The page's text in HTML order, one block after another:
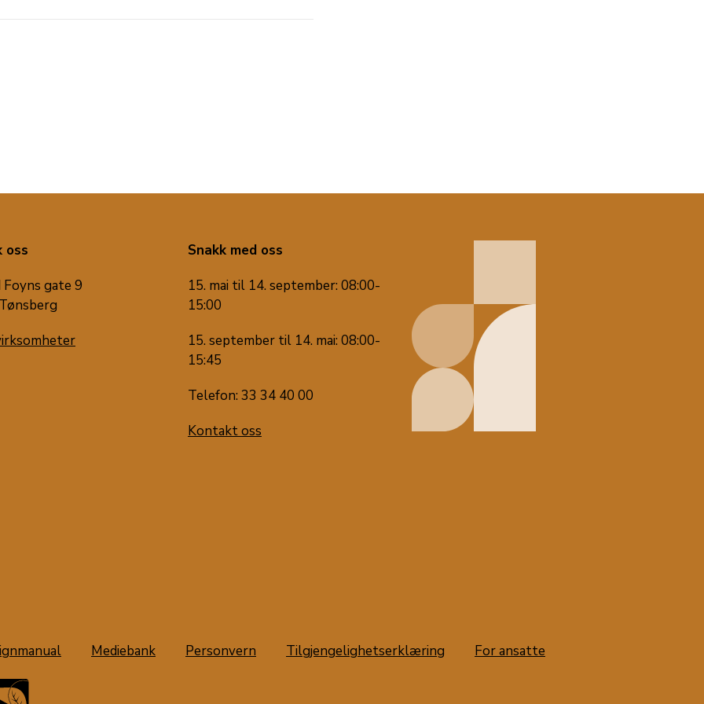
oss
Foyns gate 9
Snakk med oss
15. mai til 14. september: 08:00-
15:00
15. september til 14. mai: 08:00-
15:45
Telefon: 33 34 40 00
Kontakt oss
Mediebank Personvern Tilgjengelighetserklæring For ansatte